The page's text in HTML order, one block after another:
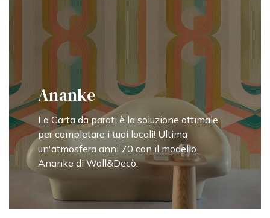
Ananke
La Carta da parati è la soluzione ottimale
per completare i tuoi locali! Ultima
un'atmosfera anni 70 con il modello
Ananke di Wall&Decò.